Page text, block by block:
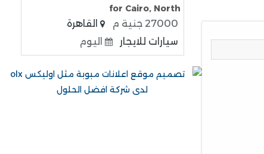
for Cairo, North
27000 جنية م
القاهرة
سيارات للايجار
اليوم